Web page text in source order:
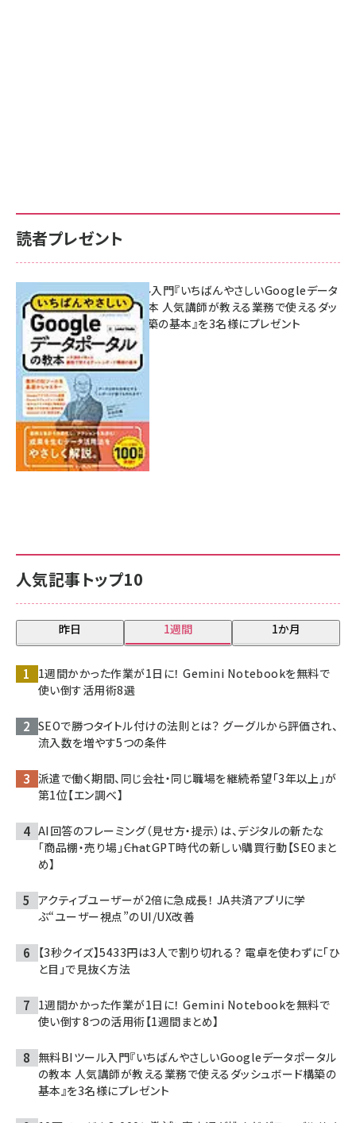
人気記事トップ10
昨日 1週間 1か月
1週間かかった作業が1日に！ Gemini Notebookを無料で
使い倒す活用術8選
SEOで勝つタイトル付けの法則とは？ グーグルから評価され、
流入数を増やす5つの条件
派遣で働く期間、同じ会社・同じ職場を継続希望「3年以上」が
第1位【エン調べ】
AI回答のフレーミング（見せ方・提示）は、デジタルの新たな
「商品棚・売り場」――ChatGPT時代の新しい購買行動【SEOまと
め】
アクティブユーザーが2倍に急成長！ JA共済アプリに学
ぶ“ユーザー視点”のUI/UX改善
【3秒クイズ】5433円は3人で割り切れる？ 電卓を使わずに「ひ
と目」で見抜く方法
1週間かかった作業が1日に！ Gemini Notebookを無料で
使い倒す8つの活用術【1週間まとめ】
無料BIツール入門『いちばんやさしいGoogleデータポータル
の教本 人気講師が教える業務で使えるダッシュボード構築の
基本』を3名様にプレゼント
読者プレゼント
無料BIツール入門『いちばんやさしいGoogleデータ
ポータルの教本 人気講師が教える業務で使えるダッ
シュボード構築の基本』を3名様にプレゼント
7月31日 10:00